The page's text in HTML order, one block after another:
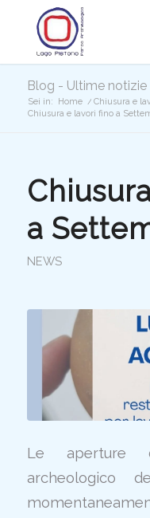
Blog - Ultime notizie
Sei in: Home / Chiusura e
Chiusura e lavori fino a
a
NEWS
Le aperture
archeologico